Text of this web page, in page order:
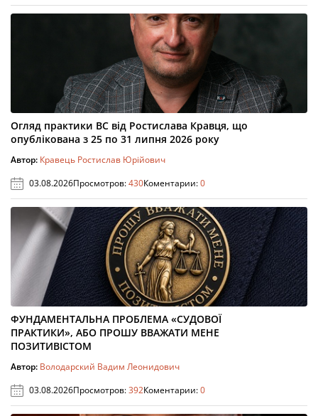
Огляд практики ВС від Ростислава Кравця, що
опублікована з 25 по 31 липня 2026 року
Автор: Кравець Ростислав Юрійович
03.08.2026Просмотров:430Коментарии:0
ФУНДАМЕНТАЛЬНА ПРОБЛЕМА «СУДОВОЇ
ПРАКТИКИ», АБО ПРОШУ ВВАЖАТИ МЕНЕ
ПОЗИТИВІСТОМ
Автор: Володарский Вадим Леонидович
03.08.2026Просмотров:392Коментарии:0